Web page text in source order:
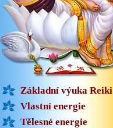
Základní výuka Reiki
Vlastní energie
Tělesné energie